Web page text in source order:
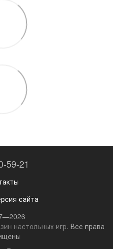
59-21
сайта
настольных игр. Все права